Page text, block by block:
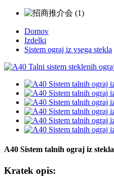
Domov
Izdelki
Sistem ograj iz vsega stekla
A40 Sistem talnih ograj iz stekla
Kratek opis: